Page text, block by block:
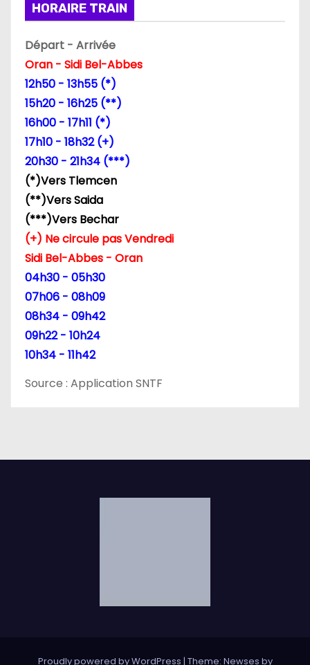
HORAIRE TRAIN
Départ - Arrivée
Oran - Sidi Bel-Abbes
12h50 - 13h55 (*)
15h20 - 16h25 (**)
16h00 - 17h11 (*)
17h10 - 18h32 (+)
20h30 - 21h34 (***)
(*)Vers Tlemcen
(**)Vers Saida
(***)Vers Bechar
(+) Ne circule pas Vendredi
Sidi Bel-Abbes - Oran
04h30 - 05h30
07h06 - 08h09
08h34 - 09h42
09h22 - 10h24
10h34 - 11h42
Source : Application SNTF
Proudly powered by WordPress | Theme: Newses by